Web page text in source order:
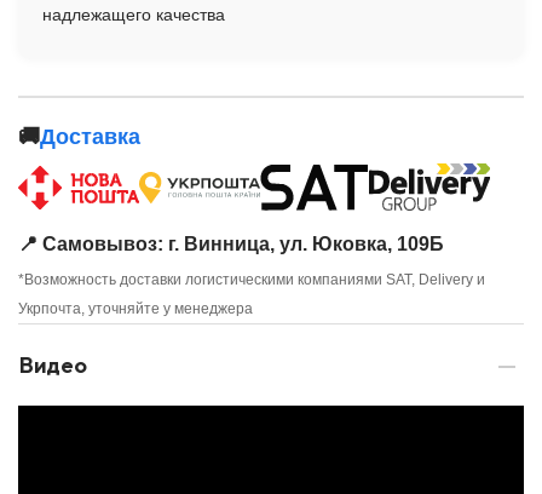
надлежащего качества
🚚Доставка
📍 Самовывоз: г. Винница, ул. Юковка, 109Б
*Возможность доставки логистическими компаниями SAT, Delivery и
Укрпочта, уточняйте у менеджера
Видео